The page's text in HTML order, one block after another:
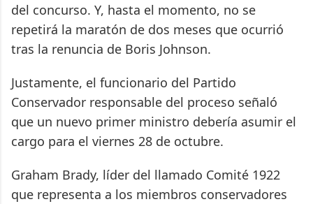
del concurso. Y, hasta el momento, no se
repetirá la maratón de dos meses que ocurrió
tras la renuncia de Boris Johnson.
Justamente, el funcionario del Partido
Conservador responsable del proceso señaló
que un nuevo primer ministro debería asumir el
cargo para el viernes 28 de octubre.
Graham Brady, líder del llamado Comité 1922
que representa a los miembros conservadores